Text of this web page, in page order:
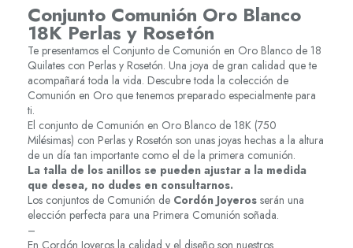
Conjunto Comunión Oro Blanco
18K Perlas y Rosetón
Te presentamos el Conjunto de Comunión en Oro Blanco de 18
Quilates con Perlas y Rosetón. Una joya de gran calidad que te
acompañará toda la vida. Descubre toda la colección de
Comunión en Oro que tenemos preparado especialmente para
ti.
El conjunto de Comunión en Oro Blanco de 18K (750
Milésimas) con Perlas y Rosetón son unas joyas hechas a la altura
de un día tan importante como el de la primera comunión.
La talla de los anillos se pueden ajustar a la medida
que desea, no dudes en consultarnos.
Los conjuntos de Comunión de Cordón Joyeros serán una
elección perfecta para una Primera Comunión soñada.
–